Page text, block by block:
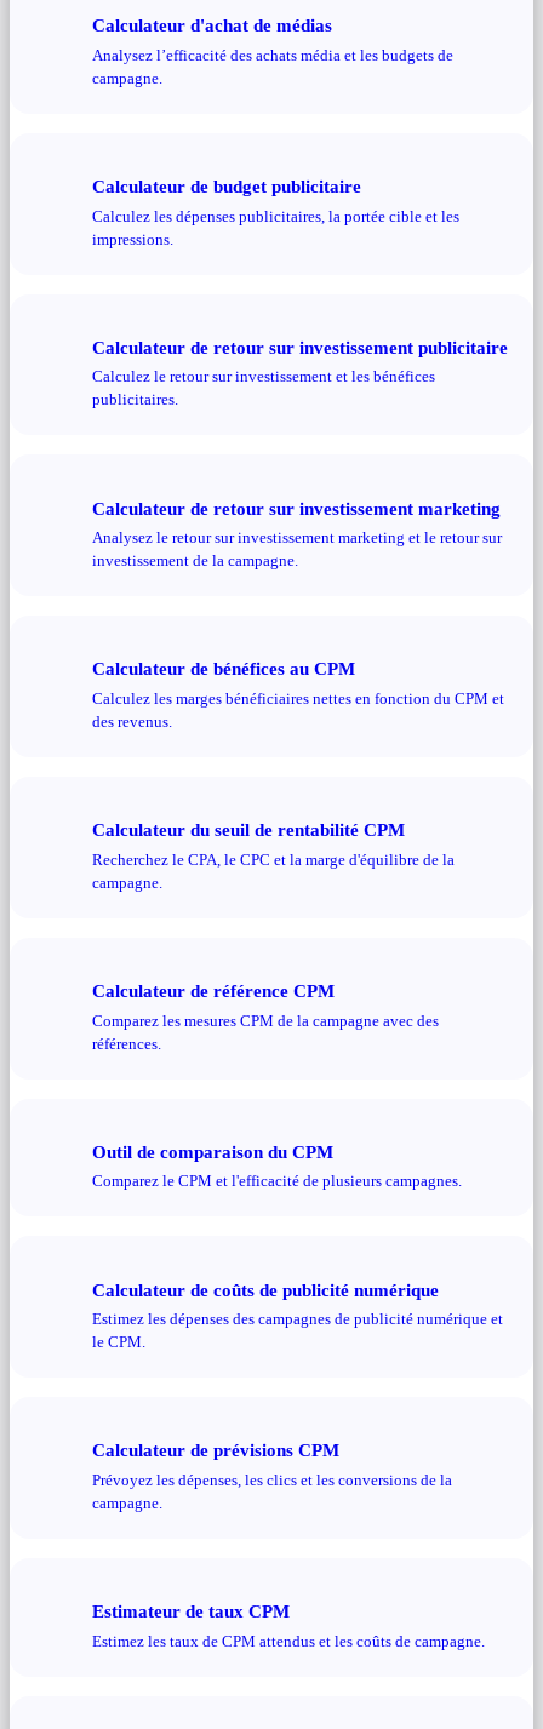
Calculateur d'achat de médias
Analysez l’efficacité des achats média et les budgets de
campagne.
Calculateur de budget publicitaire
Calculez les dépenses publicitaires, la portée cible et les
impressions.
Calculateur de retour sur investissement publicitaire
Calculez le retour sur investissement et les bénéfices
publicitaires.
Calculateur de retour sur investissement marketing
Analysez le retour sur investissement marketing et le retour sur
investissement de la campagne.
Calculateur de bénéfices au CPM
Calculez les marges bénéficiaires nettes en fonction du CPM et
des revenus.
Calculateur du seuil de rentabilité CPM
Recherchez le CPA, le CPC et la marge d'équilibre de la
campagne.
Calculateur de référence CPM
Comparez les mesures CPM de la campagne avec des
références.
Outil de comparaison du CPM
Comparez le CPM et l'efficacité de plusieurs campagnes.
Calculateur de coûts de publicité numérique
Estimez les dépenses des campagnes de publicité numérique et
le CPM.
Calculateur de prévisions CPM
Prévoyez les dépenses, les clics et les conversions de la
campagne.
Estimateur de taux CPM
Estimez les taux de CPM attendus et les coûts de campagne.